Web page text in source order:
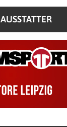
AUSSTATTER